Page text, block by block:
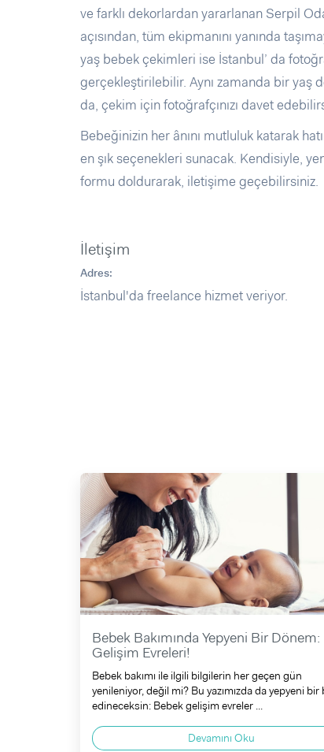
ve farklı dekorlardan yararlanan Serpil
açısından, tüm ekipmanını yanında
yaş bebek çekimleri ise İstanbul’ da
gerçekleştirilebilir. Aynı zamanda bir yaş
da, çekim için fotoğrafçınızı davet
Bebeğinizin her ânını mutluluk katarak
en şık seçenekleri sunacak. Kendisiyle,
formu doldurarak, iletişime geçebilirsiniz.
İletişim
Adres:
İstanbul'da freelance hizmet veriyor.
Bebek Bakımında Yepyeni Bir Dönem:
Gelişim Evreleri!
Bebek bakımı ile ilgili bilgilerin her geçen gün
yenileniyor, değil mi? Bu yazımızda da yepyeni bir
edineceksin: Bebek gelişim evreler ...
Devamını Oku